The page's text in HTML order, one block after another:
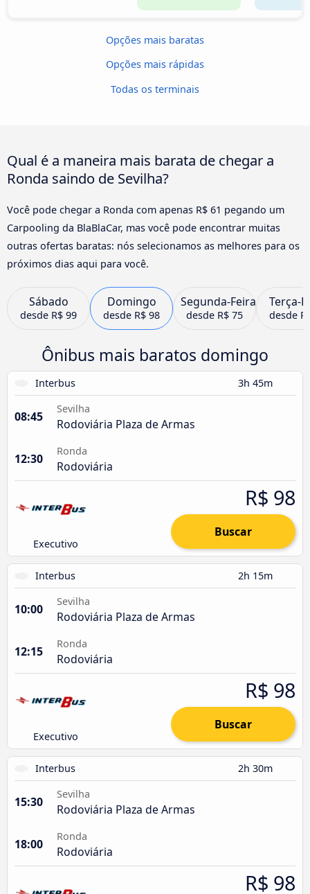
Opções mais baratas
Opções mais rápidas
Todas os terminais
Qual é a maneira mais barata de chegar a
Ronda saindo de Sevilha?
Você pode chegar a Ronda com apenas R$ 61 pegando um
Carpooling da BlaBlaCar, mas você pode encontrar muitas
outras ofertas baratas: nós selecionamos as melhores para os
próximos dias aqui para você.
Sábado
desde R$ 99
Domingo
desde R$ 98
Segunda-Feira
desde R$ 75
Terça-
desde
Ônibus mais baratos domingo
Interbus 3h 45m
08:45
Sevilha
Rodoviária Plaza de Armas
12:30
Ronda
Rodoviária
Executivo
R$ 98
Buscar
Interbus 2h 15m
10:00
Sevilha
Rodoviária Plaza de Armas
12:15
Ronda
Rodoviária
Executivo
R$ 98
Buscar
Interbus 2h 30m
15:30
Sevilha
Rodoviária Plaza de Armas
18:00
Ronda
Rodoviária
R$ 98